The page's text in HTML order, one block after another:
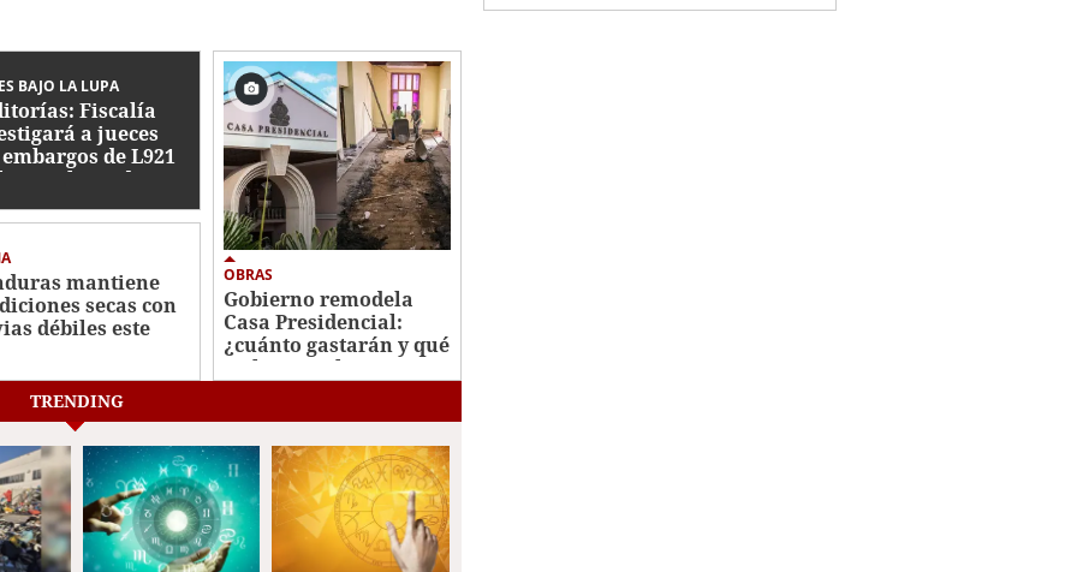
BAJO LA LUPA
Fiscalía
a jueces
de L921
al Estado
mantiene
secas con
débiles este
OBRAS
Gobierno remodela
Casa Presidencial:
¿cuánto gastarán y qué
trabajos se hacen?
TRENDING